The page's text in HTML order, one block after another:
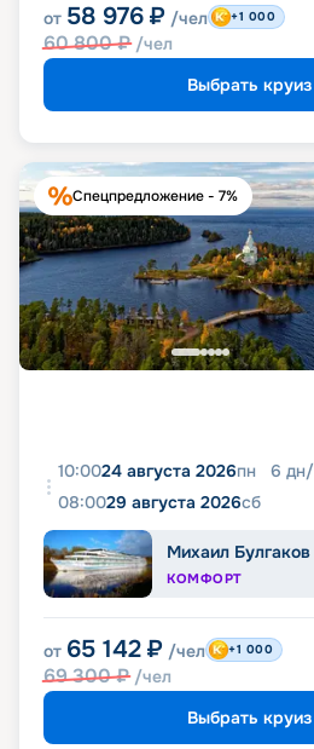
от 58 976 ₽ /чел
60 800₽ /чел
+1 000
Выбрать круиз
Спецпредложение - 7%
10:0024 августа 2026пн 6 дн/
08:0029 августа 2026сб
Михаил Булгаков
КОМФОРТ
от 65 142 ₽ /чел
69 300₽ /чел
+1 000
Выбрать круиз